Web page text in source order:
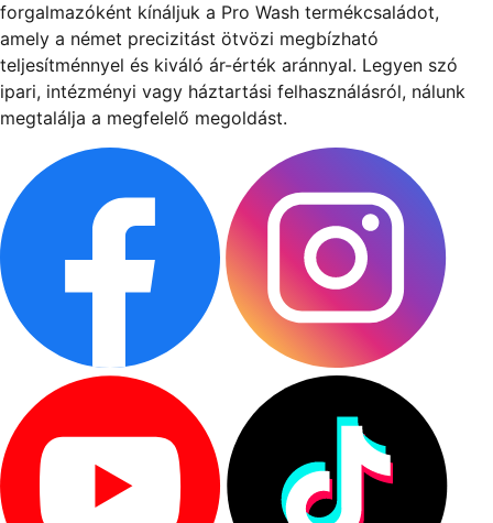
forgalmazóként kínáljuk a Pro Wash termékcsaládot,
amely a német precizitást ötvözi megbízható
teljesítménnyel és kiváló ár-érték aránnyal. Legyen szó
ipari, intézményi vagy háztartási felhasználásról, nálunk
megtalálja a megfelelő megoldást.